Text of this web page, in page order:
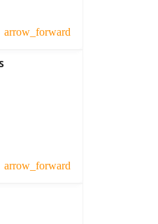
arrow_forward
arrow_forward